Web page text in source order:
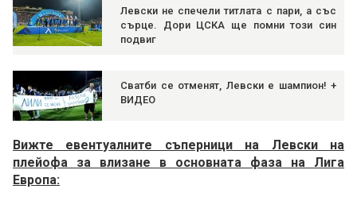
Левски не спечели титлата с пари, а със
сърце. Дори ЦСКА ще помни този син
подвиг
Сватби се отменят, Левски е шампион! +
ВИДЕО
Вижте евентуалните съперници на Левски на
плейофа за влизане в основната фаза на Лига
Европа: